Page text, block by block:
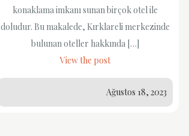
konaklama imkanı sunan birçok otel ile
doludur. Bu makalede, Kırklareli merkezinde
bulunan oteller hakkında […]
View the post
Ağustos 18, 2023